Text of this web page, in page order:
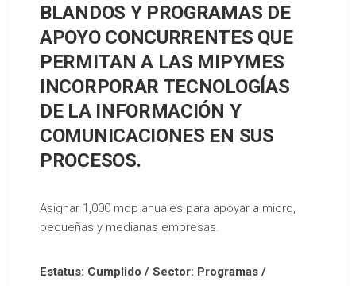
BLANDOS Y PROGRAMAS DE
APOYO CONCURRENTES QUE
PERMITAN A LAS MIPYMES
INCORPORAR TECNOLOGÍAS
DE LA INFORMACIÓN Y
COMUNICACIONES EN SUS
PROCESOS.
Asignar 1,000 mdp anuales para apoyar a micro,
pequeñas y medianas empresas.
Estatus: Cumplido / Sector: Programas /